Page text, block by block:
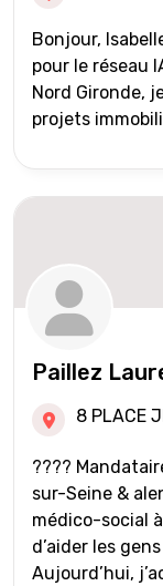
Bonjour,
pour le réseau
Nord Gironde,
projets
Paillez
8 PLACE
????
sur-Seine & alentours ???? De
médico-social
d’aider les
Aujourd’hui,